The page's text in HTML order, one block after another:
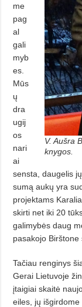
V. Aušra
knygos.
me
pag
al
gali
myb
es.
Mūs
ų
dra
ugij
os
nari
ai
sensta, daugelis
sumą aukų yra
projektams
skirti net iki 20
galimybės daug
pasakojo Birštone
Tačiau renginys
Gerai Lietuvoje
įtaigiai skaitė
eiles, jų